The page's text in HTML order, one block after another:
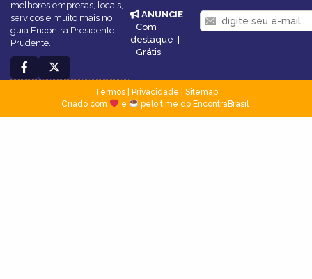
melhores empresas, locais,
serviços e muito mais no
guia Encontra Presidente
Prudente.
ANUNCIE:
Com
destaque |
Grátis
Termos| Privacidade
Sitemap
Criado com
e pelo time do EncontraBrasil